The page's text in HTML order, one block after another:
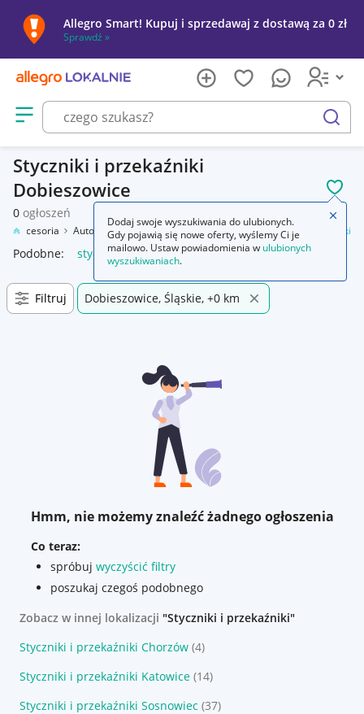
Allegro Smart! Kupuj i sprzedawaj z dostawą za 0 zł
Sprawdź »
Otwórz menu z kategoriami
szukaj
Styczniki i przekaźniki
Dobieszowice
0 ogłoszeń
i akcesoria Automatyka przemysłowa Łączniki Styczniki i przekaźniki
Podobne: styczniki i przekaźniki
Filtruj Dobieszowice, Śląskie, +0 km
Hmm, nie możemy znaleźć żadnego ogłoszenia
Co teraz:
spróbuj wyczyścić filtry
poszukaj czegoś podobnego
Zobacz w innej lokalizacji "Styczniki i przekaźniki"
Styczniki i przekaźniki Chorzów (4)
Styczniki i przekaźniki Katowice (14)
Styczniki i przekaźniki Sosnowiec (37)
Dodaj swoje wyszukiwania do ulubionych.
Gdy pojawią się nowe oferty, wyślemy Ci je
mailowo. Ustaw powiadomienia w ulubionych
wyszukiwaniach.